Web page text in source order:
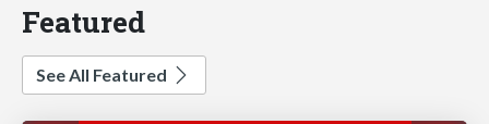
Featured
See All Featured